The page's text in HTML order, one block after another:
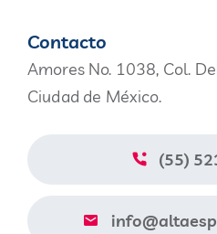
Contacto
Amores No. 1038, Col.
Ciudad de México.
(55)